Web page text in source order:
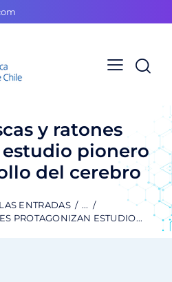
y ratones
pionero
del cerebro
ENTRADAS
...
PROTAGONIZAN ESTUDIO...